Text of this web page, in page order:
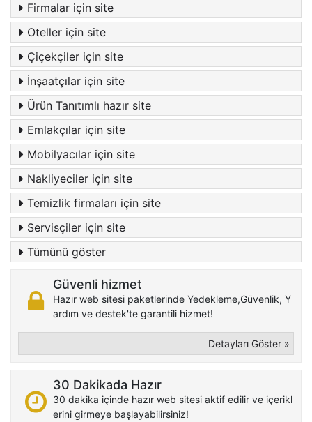
Firmalar için site
Oteller için site
Çiçekçiler için site
İnşaatçılar için site
Ürün Tanıtımlı hazır site
Emlakçılar için site
Mobilyacılar için site
Nakliyeciler için site
Temizlik firmaları için site
Servisçiler için site
Tümünü göster
Güvenli hizmet
Hazır web sitesi paketlerinde Yedekleme,Güvenlik, Y
ardım ve destek'te garantili hizmet!
Detayları Göster »
30 Dakikada Hazır
30 dakika içinde hazır web sitesi aktif edilir ve içerikl
erini girmeye başlayabilirsiniz!